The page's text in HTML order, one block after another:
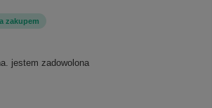
zakupem
jestem zadowolona